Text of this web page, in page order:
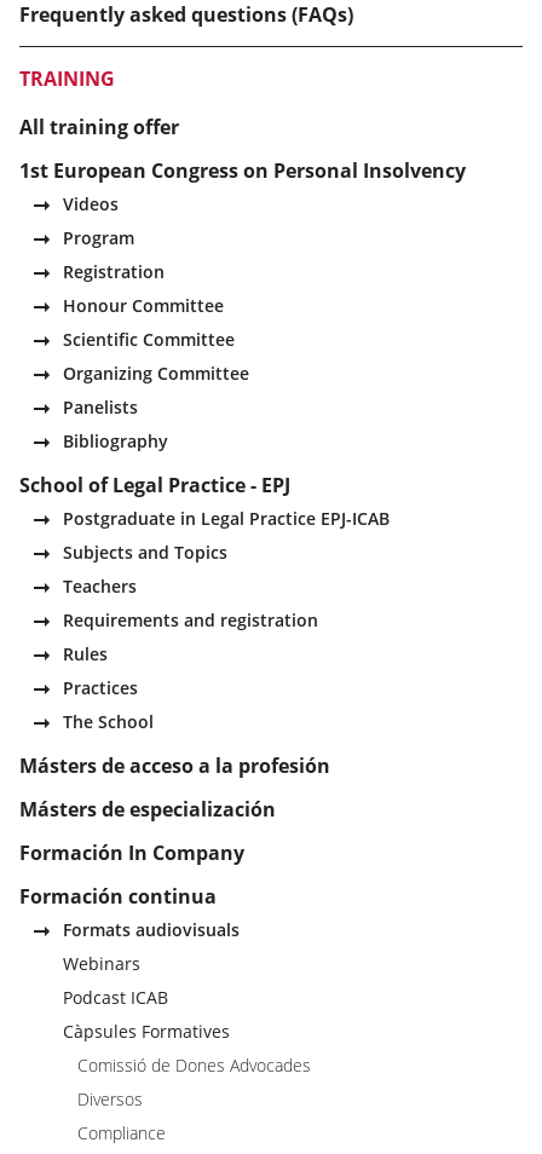
Frequently asked questions (FAQs)
TRAINING
All training offer
1st European Congress on Personal Insolvency
Videos
Program
Registration
Honour Committee
Scientific Committee
Organizing Committee
Panelists
Bibliography
School of Legal Practice - EPJ
Postgraduate in Legal Practice EPJ-ICAB
Subjects and Topics
Teachers
Requirements and registration
Rules
Practices
The School
Másters de acceso a la profesión
Másters de especialización
Formación In Company
Formación continua
Formats audiovisuals
Webinars
Podcast ICAB
Càpsules Formatives
Comissió de Dones Advocades
Diversos
Compliance